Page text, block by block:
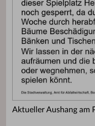
Aktueller Aushang am